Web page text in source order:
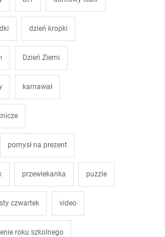
dzień kropki
Dzień Ziemi
karnawał
pomysł na prezent
przewlekanka puzzle
czwartek video
roku szkolnego